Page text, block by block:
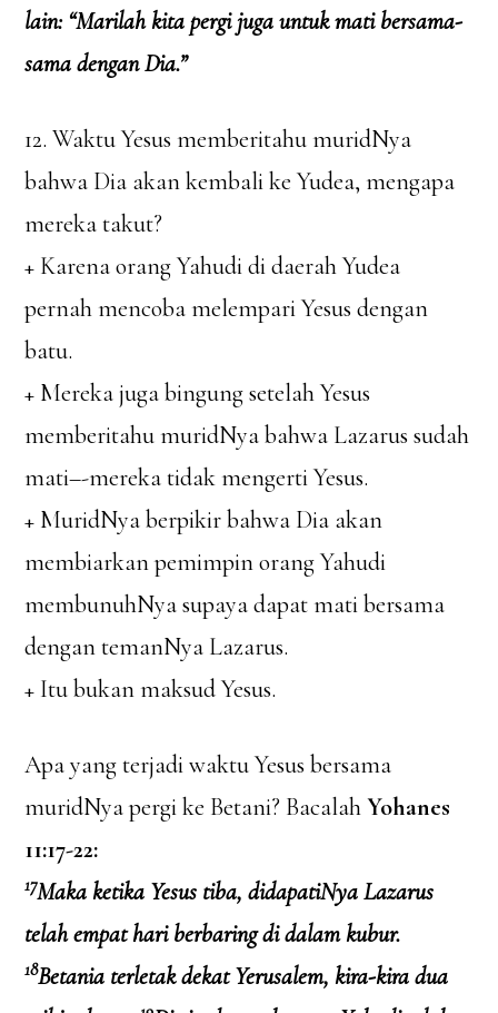
lain: “Marilah kita pergi juga untuk mati bersama-
sama dengan Dia.”
12. Waktu Yesus memberitahu muridNya
bahwa Dia akan kembali ke Yudea, mengapa
mereka takut?
+ Karena orang Yahudi di daerah Yudea
pernah mencoba melempari Yesus dengan
batu.
+ Mereka juga bingung setelah Yesus
memberitahu muridNya bahwa Lazarus sudah
mati–-mereka tidak mengerti Yesus.
+ MuridNya berpikir bahwa Dia akan
membiarkan pemimpin orang Yahudi
membunuhNya supaya dapat mati bersama
dengan temanNya Lazarus.
+ Itu bukan maksud Yesus.
Apa yang terjadi waktu Yesus bersama
muridNya pergi ke Betani? BacalahYohanes
11:17-22:
17Maka ketika Yesus tiba, didapatiNya Lazarus
telah empat hari berbaring di dalam kubur.
18Betania terletak dekat Yerusalem, kira-kira dua